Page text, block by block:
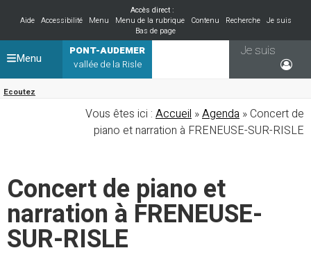
Accès direct :
Aide
Accessibilité Menu Menu de la rubrique Contenu Recherche
Je suis
Bas de page
PONT-AUDEMER
vallée de la Risle
Ecoutez
Je suis
Menu
Vous êtes ici : Accueil »Agenda » Concert de
piano et narration à FRENEUSE-SUR-RISLE
Concert de piano et
narration à FRENEUSE-
SUR-RISLE